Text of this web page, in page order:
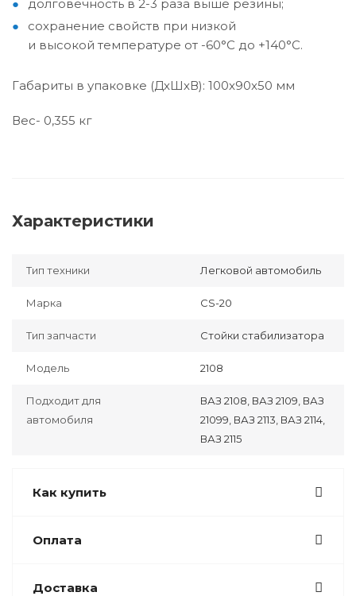
долговечность в 2-3 раза выше резины;
сохранение свойств при низкой
и высокой температуре от -60°С до +140°С.
Габариты в упаковке (ДхШхВ): 100x90x50 мм
Вес- 0,355 кг
Характеристики
Тип техники Легковой автомобиль
Марка CS-20
Тип запчасти Стойки стабилизатора
Модель 2108
Подходит для
автомобиля
ВАЗ 2108, ВАЗ 2109, ВАЗ
21099, ВАЗ 2113, ВАЗ 2114,
ВАЗ 2115
Как купить
Оплата
Доставка